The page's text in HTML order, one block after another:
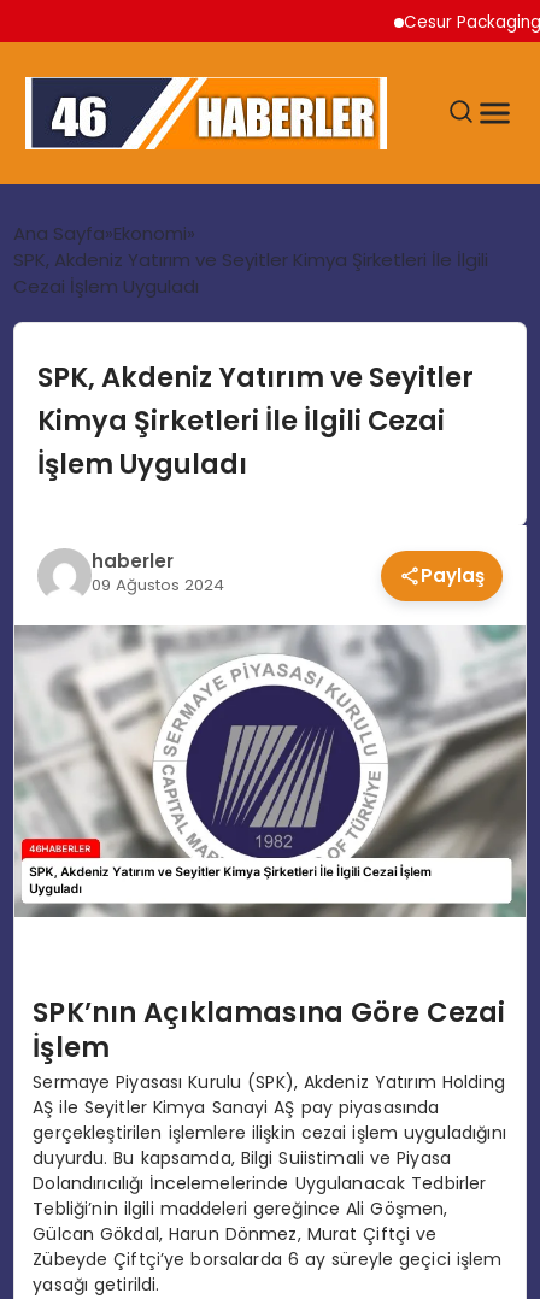
Cesur Packaging,
GÜNDEM
EKONOMI
SIYASET
EĞITIM
MAGAZIN
SPOR
YAŞAM
Ana Sayfa Ekonomi
SPK, Akdeniz Yatırım ve Seyitler Kimya Şirketleri İle İlgili
Cezai İşlem Uyguladı
SPK, Akdeniz Yatırım ve Seyitler
Kimya Şirketleri İle İlgili Cezai
İşlem Uyguladı
haberler
09 Ağustos 2024 Paylaş
SPK’nın Açıklamasına Göre Cezai
İşlem
Sermaye Piyasası Kurulu (SPK), Akdeniz Yatırım Holding
AŞ ile Seyitler Kimya Sanayi AŞ pay piyasasında
gerçekleştirilen işlemlere ilişkin cezai işlem uyguladığını
duyurdu. Bu kapsamda, Bilgi Suiistimali ve Piyasa
Dolandırıcılığı İncelemelerinde Uygulanacak Tedbirler
Tebliği’nin ilgili maddeleri gereğince Ali Göşmen,
Gülcan Gökdal, Harun Dönmez, Murat Çiftçi ve
Zübeyde Çiftçi’ye borsalarda 6 ay süreyle geçici işlem
yasağı getirildi.